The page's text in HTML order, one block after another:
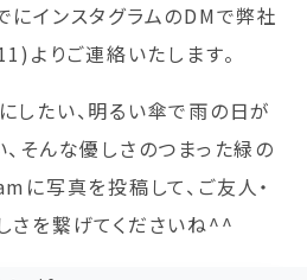
インスタグラムのDMで弊社
よりご連絡いたします。
したい、明るい傘で雨の日が
そんな優しさのつまった緑の
に写真を投稿して、ご友人・
さを繋げてくださいね^^